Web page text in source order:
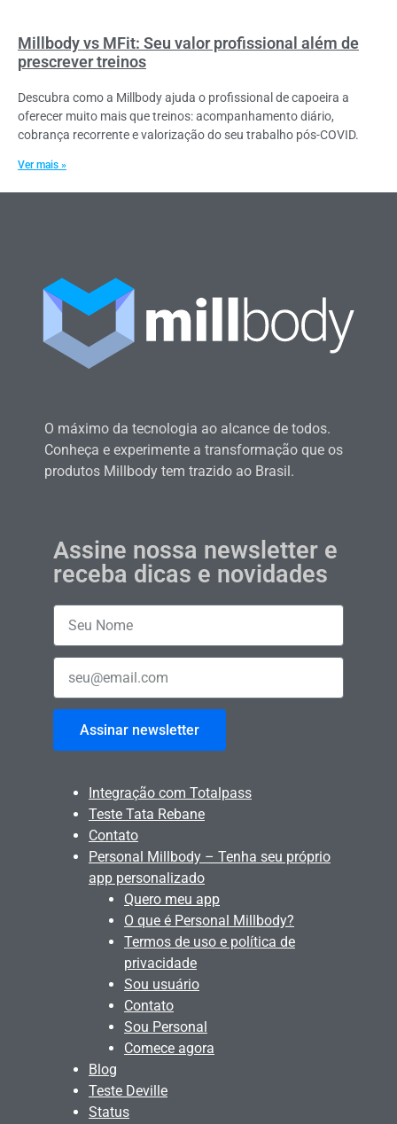
Millbody vs MFit: Seu valor profissional além de
prescrever treinos
Descubra como a Millbody ajuda o profissional de capoeira a
oferecer muito mais que treinos: acompanhamento diário,
cobrança recorrente e valorização do seu trabalho pós-COVID.
Ver mais »
O máximo da tecnologia ao alcance de todos.
Conheça e experimente a transformação que os
produtos Millbody tem trazido ao Brasil.
Assine nossa newsletter e
receba dicas e novidades
Assinar newsletter
Integração com Totalpass
Teste Tata Rebane
Contato
Personal Millbody – Tenha seu próprio
app personalizado
Quero meu app
O que é Personal Millbody?
Termos de uso e política de
privacidade
Sou usuário
Contato
Sou Personal
Comece agora
Blog
Teste Deville
Status